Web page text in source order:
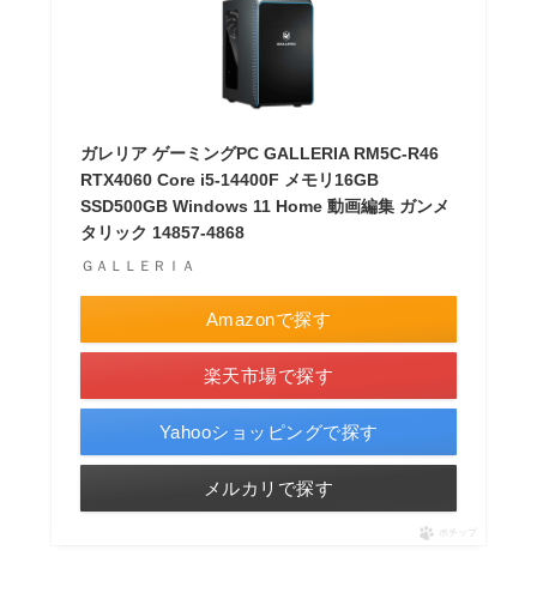
ガレリア ゲーミングPC GALLERIA RM5C-R46
RTX4060 Core i5-14400F メモリ16GB
SSD500GB Windows 11 Home 動画編集 ガンメ
タリック 14857-4868
ＧＡＬＬＥＲＩＡ
Amazonで探す
楽天市場で探す
Yahooショッピングで探す
メルカリで探す
ポチップ